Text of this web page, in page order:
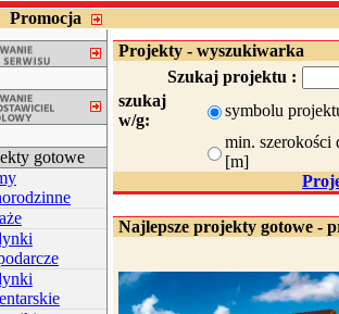
Promocja
gotowe
Projekty - wyszukiwarka
Szukaj projektu :
szukaj
w/g:
symbolu
min. szerokości
[m]
Najlepsze projekty gotowe -